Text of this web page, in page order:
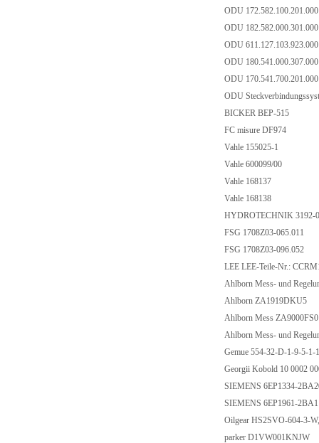
ODU
ODU
ODU
ODU
ODU
ODU
BICKER BEP-515
FC misure DF974
Vahle 155025-1
Vahle 600099/00
Vahle 168137
Vahle 168138
HYDROTECHNIK 3192-
FSG 1708Z03-065.011
FSG 1708Z03-096.052
LEE LEE-Teile-Nr.:
Ahlborn Mess- und
Ahlborn ZA1919DKU5
Ahlborn Mess
Ahlborn Mess- und
Gemue 554-32-D-1-9-5-1-
Georgii Kobold 10 0002
SIEMENS 6EP1334-
SIEMENS 6EP1961-
Oilgear HS2SVO-604-3-
parker D1VW001KNJW